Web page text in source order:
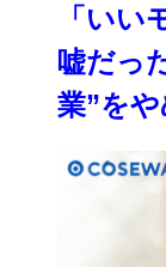
「いい
嘘だっ
業”を